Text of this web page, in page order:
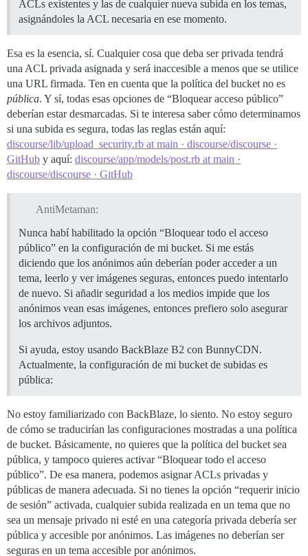
ACLs existentes y las de cualquier nueva subida en los temas,
asignándoles la ACL necesaria en ese momento.
Esa es la esencia, sí. Cualquier cosa que deba ser privada tendrá
una ACL privada asignada y será inaccesible a menos que se utilice
una URL firmada. Ten en cuenta que la política del bucket no es
pública. Y sí, todas esas opciones de “Bloquear acceso público”
deberían estar desmarcadas. Si te interesa saber cómo determinamos
si una subida es segura, todas las reglas están aquí:
discourse/lib/upload_security.rb at main · discourse/discourse ·
GitHub y aquí: discourse/app/models/post.rb at main ·
discourse/discourse · GitHub
AntiMetaman:
Nunca habí habilitado la opción “Bloquear todo el acceso
público” en la configuración de mi bucket. Si me estás
diciendo que los anónimos aún deberían poder acceder a un
tema, leerlo y ver imágenes seguras, entonces puedo intentarlo
de nuevo. Si añadir seguridad a los medios impide que los
anónimos vean esas imágenes, entonces prefiero solo asegurar
los archivos adjuntos.
Si ayuda, estoy usando BackBlaze B2 con BunnyCDN.
Actualmente, la configuración de mi bucket de subidas es
pública:
No estoy familiarizado con BackBlaze, lo siento. No estoy seguro
de cómo se traducirían las configuraciones mostradas a una política
de bucket. Básicamente, no quieres que la política del bucket sea
pública, y tampoco quieres activar “Bloquear todo el acceso
público”. De esa manera, podemos asignar ACLs privadas y
públicas de manera adecuada. Si no tienes la opción “requerir inicio
de sesión” activada, cualquier subida realizada en un tema que no
sea un mensaje privado ni esté en una categoría privada debería ser
pública y accesible por anónimos. Las imágenes no deberían ser
seguras en un tema accesible por anónimos.